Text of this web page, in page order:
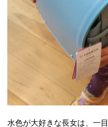
水色が大好きな長女は、一